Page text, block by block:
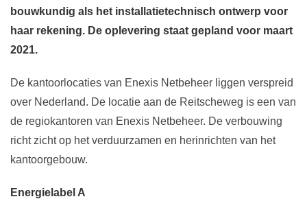
bouwkundig als het installatietechnisch ontwerp voor
haar rekening. De oplevering staat gepland voor maart
2021.
De kantoorlocaties van Enexis Netbeheer liggen verspreid
over Nederland. De locatie aan de Reitscheweg is een van
de regiokantoren van Enexis Netbeheer. De verbouwing
richt zicht op het verduurzamen en herinrichten van het
kantoorgebouw.
Energielabel A